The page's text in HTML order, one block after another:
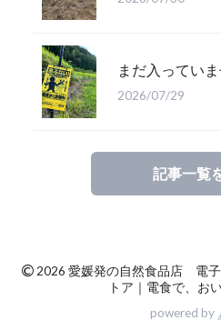
まだ入っていま
2026/07/29
記事一覧
© 2026 愛媛発の自然食品店 電
トア｜電食で、お
powered by